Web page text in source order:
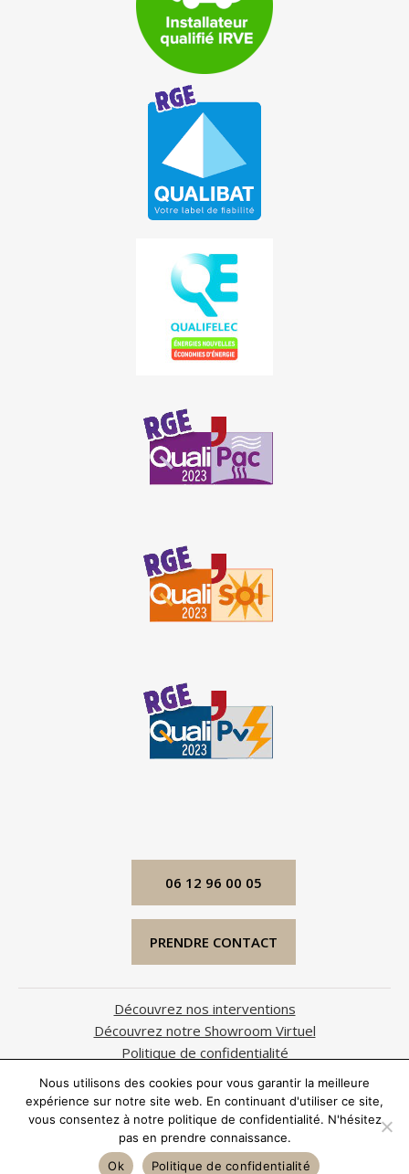
Découvrez nos interventions
Découvrez notre Showroom Virtuel
Politique de confidentialité
Mentions légales
06 12 96 00 05
PRENDRE CONTACT
Ⓒ YourSmartHomeDesign
394, Chemin du Haut Gabre
06810 Auribeau sur Siagne
Nous utilisons des cookies pour vous garantir la meilleure
expérience sur notre site web. En continuant d'utiliser ce site,
vous consentez à notre politique de confidentialité. N'hésitez
pas en prendre connaissance.
Ok
Politique de confidentialité